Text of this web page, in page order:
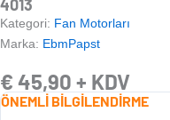
4013
Kategori: Fan Motorları
Marka: EbmPapst
€ 45,90 + KDV
ÖNEMLİ BİLGİLENDİRME